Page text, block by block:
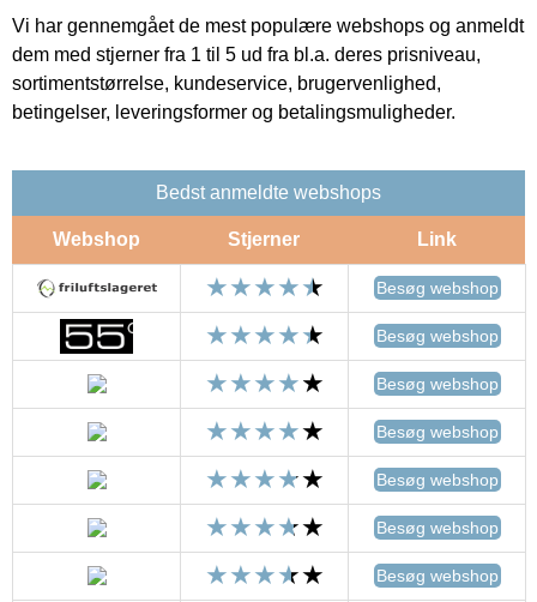
Vi har gennemgået de mest populære webshops og anmeldt
dem med stjerner fra 1 til 5 ud fra bl.a. deres prisniveau,
sortimentstørrelse, kundeservice, brugervenlighed,
betingelser, leveringsformer og betalingsmuligheder.
Bedst anmeldte webshops
Webshop Stjerner Link
Besøg webshop
Besøg webshop
Besøg webshop
Besøg webshop
Besøg webshop
Besøg webshop
Besøg webshop